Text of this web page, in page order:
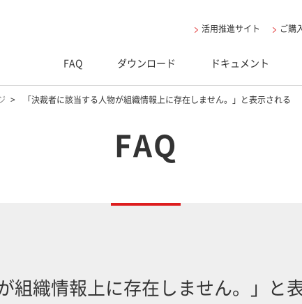
FAQ ダウンロード ドキュメント
活用推進サイト ご購
「決裁者に該当する人物が組織情報上に存在しません。」と表示される
FAQ
組織情報上に存在しません。」と